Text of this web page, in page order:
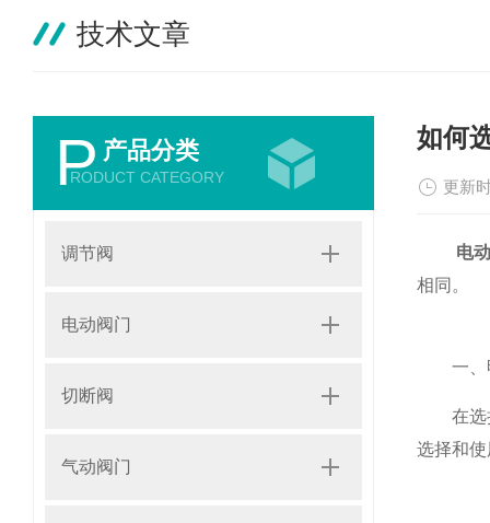
技术文章
P 产品分类
RODUCT CATEGORY
调节阀
电动阀门
切断阀
气动阀门
如何
更新
电
相同。
一、
在选
选择和